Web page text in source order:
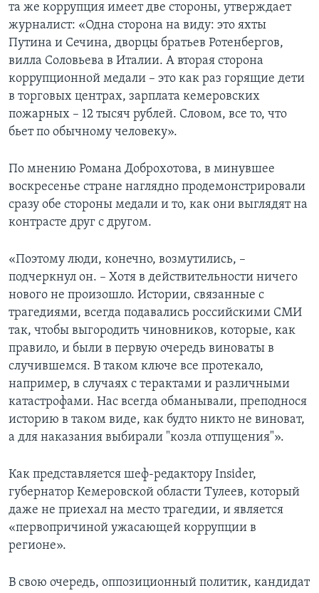
та же коррупция имеет две стороны, утверждает
журналист: «Одна сторона на виду: это яхты
Путина и Сечина, дворцы братьев Ротенбергов,
вилла Соловьева в Италии. А вторая сторона
коррупционной медали – это как раз горящие дети
в торговых центрах, зарплата кемеровских
пожарных – 12 тысяч рублей. Словом, все то, что
бьет по обычному человеку».
По мнению Романа Доброхотова, в минувшее
воскресенье стране наглядно продемонстрировали
сразу обе стороны медали и то, как они выглядят на
контрасте друг с другом.
«Поэтому люди, конечно, возмутились, –
подчеркнул он. – Хотя в действительности ничего
нового не произошло. Истории, связанные с
трагедиями, всегда подавались российскими СМИ
так, чтобы выгородить чиновников, которые, как
правило, и были в первую очередь виноваты в
случившемся. В таком ключе все протекало,
например, в случаях с терактами и различными
катастрофами. Нас всегда обманывали, преподнося
историю в таком виде, как будто никто не виноват,
а для наказания выбирали "козла отпущения"».
Как представляется шеф-редактору Insider,
губернатор Кемеровской области Тулеев, который
даже не приехал на место трагедии, и является
«первопричиной ужасающей коррупции в
регионе».
В свою очередь, оппозиционный политик, кандидат